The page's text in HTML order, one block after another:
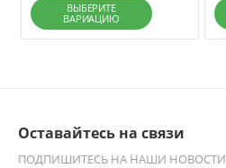
ВЫБЕРИТЕ
ВАРИАЦИЮ
Оставайтесь на связи
ПОДПИШИТЕСЬ НА НАШИ НОВОСТИ